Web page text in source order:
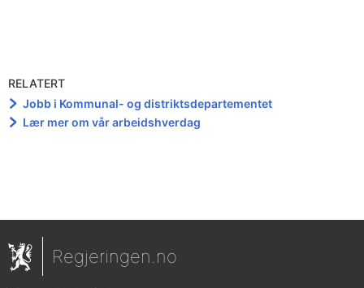
RELATERT
Jobb i Kommunal- og distriktsdepartementet
Lær mer om vår arbeidshverdag
Regjeringen.no